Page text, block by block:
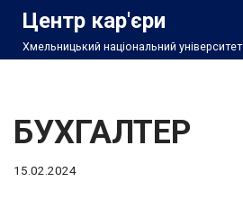
Перейти
Центр кар'єри
Хмельницький національний університет
БУХГАЛТЕР
15.02.2024